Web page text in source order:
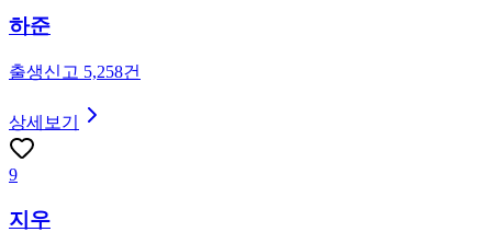
하준
출생신고 5,258건
상세보기
9
지우